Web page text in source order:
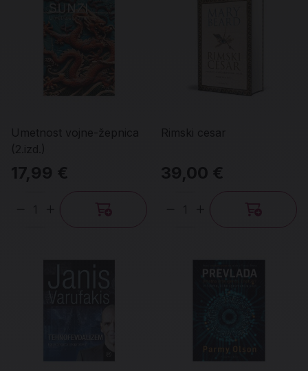
Umetnost vojne-žepnica
(2.izd.)
17,99 €
Količina
Rimski cesar
39,00 €
Količina